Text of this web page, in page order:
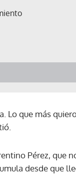
Lo que más
Pérez, que
desde que